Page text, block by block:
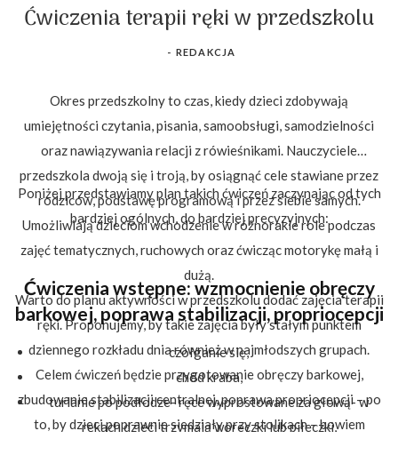
Ćwiczenia terapii ręki w przedszkolu
- REDAKCJA
Okres przedszkolny to czas, kiedy dzieci zdobywają
umiejętności czytania, pisania, samoobsługi, samodzielności
oraz nawiązywania relacji z rówieśnikami. Nauczyciele
przedszkola dwoją się i troją, by osiągnąć cele stawiane przez
rodziców, podstawę programową i przez siebie samych.
Umożliwiają dzieciom wchodzenie w różnorakie role podczas
zajęć tematycznych, ruchowych oraz ćwicząc motorykę małą i
dużą.
Warto do planu aktywności w przedszkolu dodać zajęcia terapii
ręki. Proponujemy, by takie zajęcia były stałym punktem
dziennego rozkładu dnia również w najmłodszych grupach.
Celem ćwiczeń będzie przygotowanie obręczy barkowej,
zbudowanie stabilizacji centralnej, poprawa propriocepcji – po
to, by dzieci poprawnie siedziały przy stolikach – bowiem
Poniżej przedstawiamy plan takich ćwiczeń zaczynając od tych
bardziej ogólnych, do bardziej precyzyjnych:
Ćwiczenia wstępne: wzmocnienie obręczy
barkowej, poprawa stabilizacji, propriocepcji
czołganie się,
chód kraba,
turlanie po podłodze- ręce wyprostowane za głową- w
rękach dzieci trzymają woreczki lub piłeczki,